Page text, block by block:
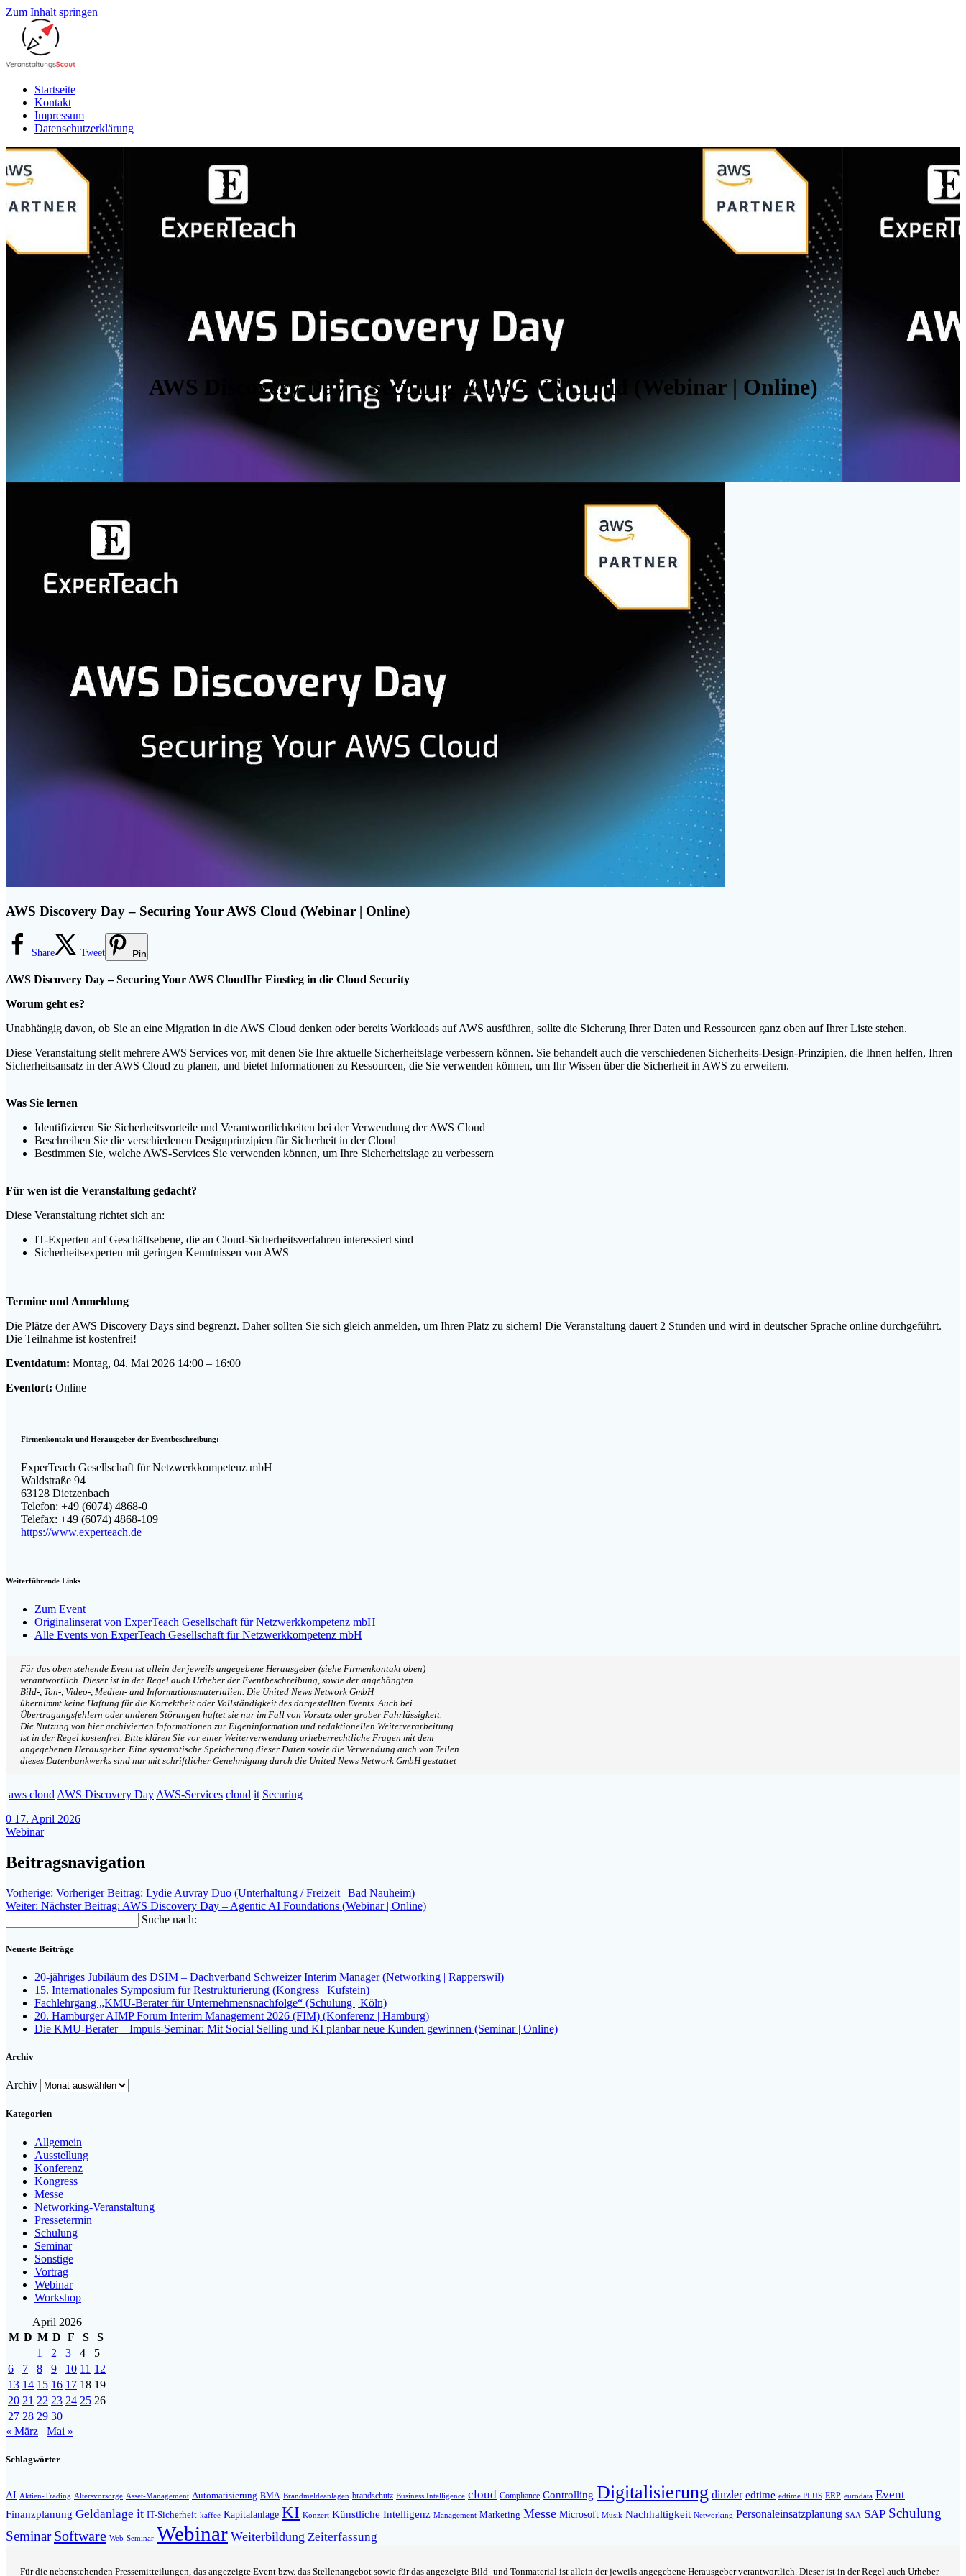
Zum Inhalt springen
Startseite
Kontakt
Impressum
Datenschutzerklärung
AWS Discovery Day – Securing Your AWS Cloud (Webinar | Online)
AWS Discovery Day – Securing Your AWS Cloud (Webinar | Online)
Share Tweet Pin
AWS Discovery Day – Securing Your AWS CloudIhr Einstieg in die Cloud Security
Worum geht es?
Unabhängig davon, ob Sie an eine Migration in die AWS Cloud denken oder bereits Workloads auf AWS ausführen, sollte die Sicherung Ihrer Daten und Ressourcen ganz oben auf Ihrer Liste stehen.
Diese Veranstaltung stellt mehrere AWS Services vor, mit denen Sie Ihre aktuelle Sicherheitslage verbessern können. Sie behandelt auch die verschiedenen Sicherheits-Design-Prinzipien, die Ihnen helfen, Ihren
Sicherheitsansatz in der AWS Cloud zu planen, und bietet Informationen zu Ressourcen, die Sie verwenden können, um Ihr Wissen über die Sicherheit in AWS zu erweitern.
Was Sie lernen
Identifizieren Sie Sicherheitsvorteile und Verantwortlichkeiten bei der Verwendung der AWS Cloud
Beschreiben Sie die verschiedenen Designprinzipien für Sicherheit in der Cloud
Bestimmen Sie, welche AWS-Services Sie verwenden können, um Ihre Sicherheitslage zu verbessern
Für wen ist die Veranstaltung gedacht?
Diese Veranstaltung richtet sich an:
IT-Experten auf Geschäftsebene, die an Cloud-Sicherheitsverfahren interessiert sind
Sicherheitsexperten mit geringen Kenntnissen von AWS
Termine und Anmeldung
Die Plätze der AWS Discovery Days sind begrenzt. Daher sollten Sie sich gleich anmelden, um Ihren Platz zu sichern! Die Veranstaltung dauert 2 Stunden und wird in deutscher Sprache online durchgeführt.
Die Teilnahme ist kostenfrei!
Eventdatum: Montag, 04. Mai 2026 14:00 – 16:00
Eventort: Online
Firmenkontakt und Herausgeber der Eventbeschreibung:
ExperTeach Gesellschaft für Netzwerkkompetenz mbH
Waldstraße 94
63128 Dietzenbach
Telefon: +49 (6074) 4868-0
Telefax: +49 (6074) 4868-109
https://www.experteach.de
Weiterführende Links
Zum Event
Originalinserat von ExperTeach Gesellschaft für Netzwerkkompetenz mbH
Alle Events von ExperTeach Gesellschaft für Netzwerkkompetenz mbH
Für das oben stehende Event ist allein der jeweils angegebene Herausgeber (siehe Firmenkontakt oben)
verantwortlich. Dieser ist in der Regel auch Urheber der Eventbeschreibung, sowie der angehängten
Bild-, Ton-, Video-, Medien- und Informationsmaterialien. Die United News Network GmbH
übernimmt keine Haftung für die Korrektheit oder Vollständigkeit des dargestellten Events. Auch bei
Übertragungsfehlern oder anderen Störungen haftet sie nur im Fall von Vorsatz oder grober Fahrlässigkeit.
Die Nutzung von hier archivierten Informationen zur Eigeninformation und redaktionellen Weiterverarbeitung
ist in der Regel kostenfrei. Bitte klären Sie vor einer Weiterverwendung urheberrechtliche Fragen mit dem
angegebenen Herausgeber. Eine systematische Speicherung dieser Daten sowie die Verwendung auch von Teilen
dieses Datenbankwerks sind nur mit schriftlicher Genehmigung durch die United News Network GmbH gestattet
aws cloud AWS Discovery Day AWS-Services cloud it Securing
0 17. April 2026
Webinar
Beitragsnavigation
Vorherige: Vorheriger Beitrag: Lydie Auvray Duo (Unterhaltung / Freizeit | Bad Nauheim)
Weiter: Nächster Beitrag: AWS Discovery Day – Agentic AI Foundations (Webinar | Online)
Suche nach:
Neueste Beiträge
20-jähriges Jubiläum des DSIM – Dachverband Schweizer Interim Manager (Networking | Rapperswil)
15. Internationales Symposium für Restrukturierung (Kongress | Kufstein)
Fachlehrgang „KMU-Berater für Unternehmensnachfolge“ (Schulung | Köln)
20. Hamburger AIMP Forum Interim Management 2026 (FIM) (Konferenz | Hamburg)
Die KMU-Berater – Impuls-Seminar: Mit Social Selling und KI planbar neue Kunden gewinnen (Seminar | Online)
Archiv
Archiv
Kategorien
Allgemein
Ausstellung
Konferenz
Kongress
Messe
Networking-Veranstaltung
Pressetermin
Schulung
Seminar
Sonstige
Vortrag
Webinar
Workshop
April 2026
M D M D F S
S
1
2 3 4
5
6
7 8 9 10 11 12
13 14 15 16 17 18 19
20 21 22 23 24 25 26
27 28 29 30
« März
Mai »
Schlagwörter
AI Aktien-Trading Altersvorsorge Asset-Management Automatisierung BMA Brandmeldeanlagen brandschutz Business Intelligence cloud Compliance Controlling Digitalisierung dinzler edtime edtime PLUS ERP eurodata Event
Finanzplanung Geldanlage it IT-Sicherheit kaffee Kapitalanlage KI Konzert Künstliche Intelligenz Management Marketing Messe Microsoft Musik Nachhaltigkeit Networking Personaleinsatzplanung SAA SAP Schulung
Seminar Software Web-Seminar Webinar Weiterbildung Zeiterfassung
Für die nebenstehenden Pressemitteilungen, das angezeigte Event bzw. das Stellenangebot sowie für das angezeigte Bild- und Tonmaterial ist allein der jeweils angegebene Herausgeber verantwortlich. Dieser ist in der Regel auch Urheber